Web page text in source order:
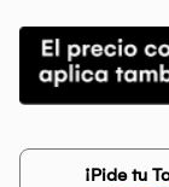
¡Pide tu